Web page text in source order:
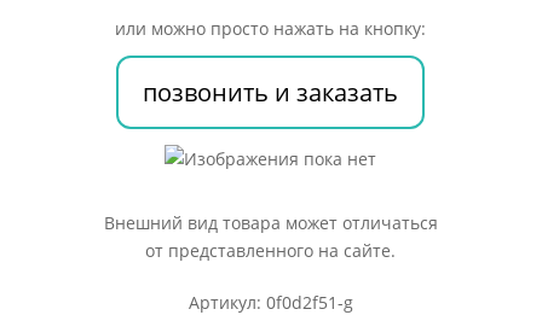
III
Lo
или можно просто нажать на кнопку:
позвонить и заказать
Внешний вид товара может отличаться
от представленного на сайте.
Артикул: 0f0d2f51-g